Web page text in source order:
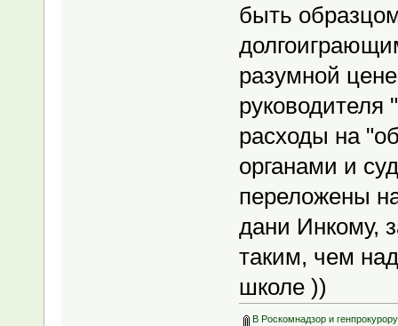
быть
разумной
расходы на
органами и
переложены
дани Инкому,
таким, чем
школе ))
В Роскомнадзор и